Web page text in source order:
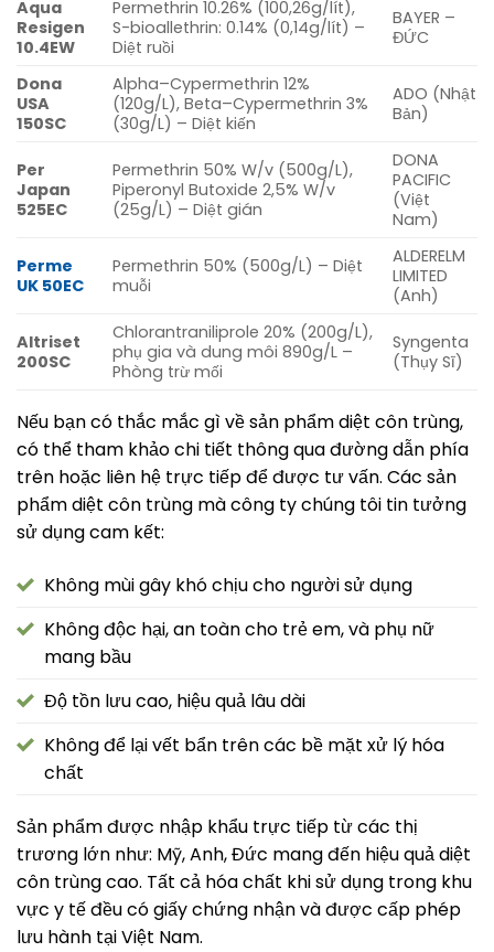
Aqua
Resigen
10.4EW
Permethrin 10.26% (100,26g/lít),
S-bioallethrin: 0.14% (0,14g/lít) –
Diệt ruồi
BAYER –
ĐỨC
Dona
USA
150SC
Alpha–Cypermethrin 12%
(120g/L), Beta–Cypermethrin 3%
(30g/L) – Diệt kiến
ADO (Nhật
Bản)
Per
Japan
525EC
Permethrin 50% W/v (500g/L),
Piperonyl Butoxide 2,5% W/v
(25g/L) – Diệt gián
DONA
PACIFIC
(Việt
Nam)
Perme
UK 50EC
Permethrin 50% (500g/L) – Diệt
muỗi
ALDERELM
LIMITED
(Anh)
Altriset
200SC
Chlorantraniliprole 20% (200g/L),
phụ gia và dung môi 890g/L –
Phòng trừ mối
Syngenta
(Thụy Sĩ)
Nếu bạn có thắc mắc gì về sản phẩm diệt côn trùng,
có thể tham khảo chi tiết thông qua đường dẫn phía
trên hoặc liên hệ trực tiếp để được tư vấn. Các sản
phẩm diệt côn trùng mà công ty chúng tôi tin tưởng
sử dụng cam kết:
Không mùi gây khó chịu cho người sử dụng
Không độc hại, an toàn cho trẻ em, và phụ nữ
mang bầu
Độ tồn lưu cao, hiệu quả lâu dài
Không để lại vết bẩn trên các bề mặt xử lý hóa
chất
Sản phẩm được nhập khẩu trực tiếp từ các thị
trương lớn như: Mỹ, Anh, Đức mang đến hiệu quả diệt
côn trùng cao. Tất cả hóa chất khi sử dụng trong khu
vực y tế đều có giấy chứng nhận và được cấp phép
lưu hành tại Việt Nam.